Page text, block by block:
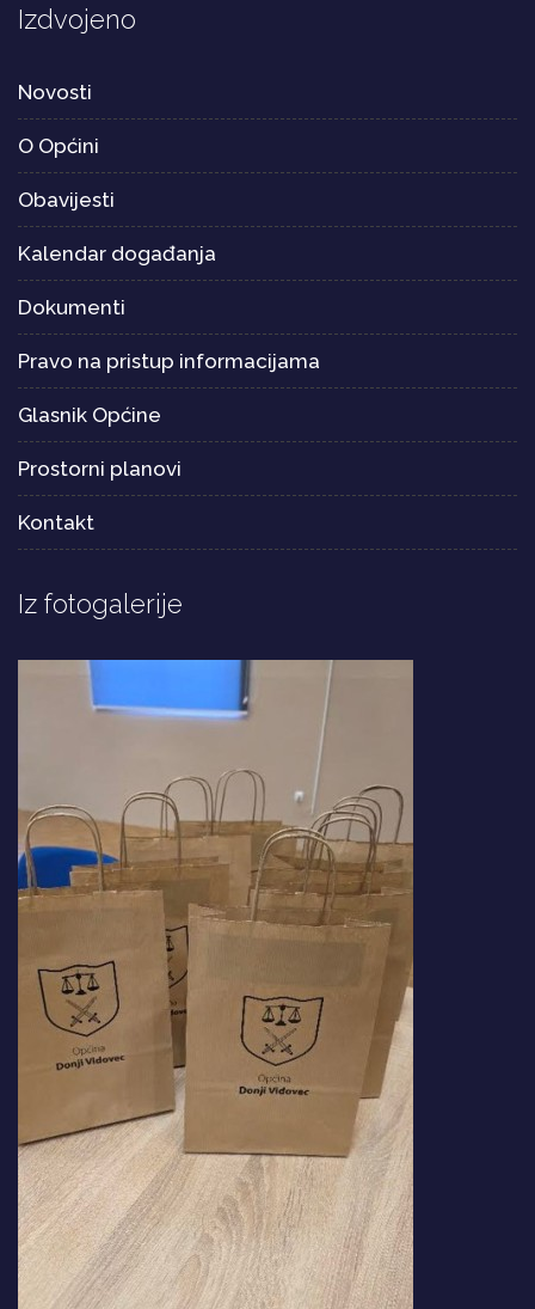
Izdvojeno
Novosti
O Općini
Obavijesti
Kalendar događanja
Dokumenti
Pravo na pristup informacijama
Glasnik Općine
Prostorni planovi
Kontakt
Iz fotogalerije